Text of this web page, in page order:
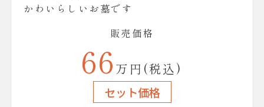
かわいらしいお墓です
販売価格
66 万円(税込)
セット価格